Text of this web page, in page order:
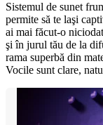
Sistemul de sunet
permite să te laşi
ai mai făcut-o
şi în jurul tău de la
rama superbă din
Vocile sunt clare,